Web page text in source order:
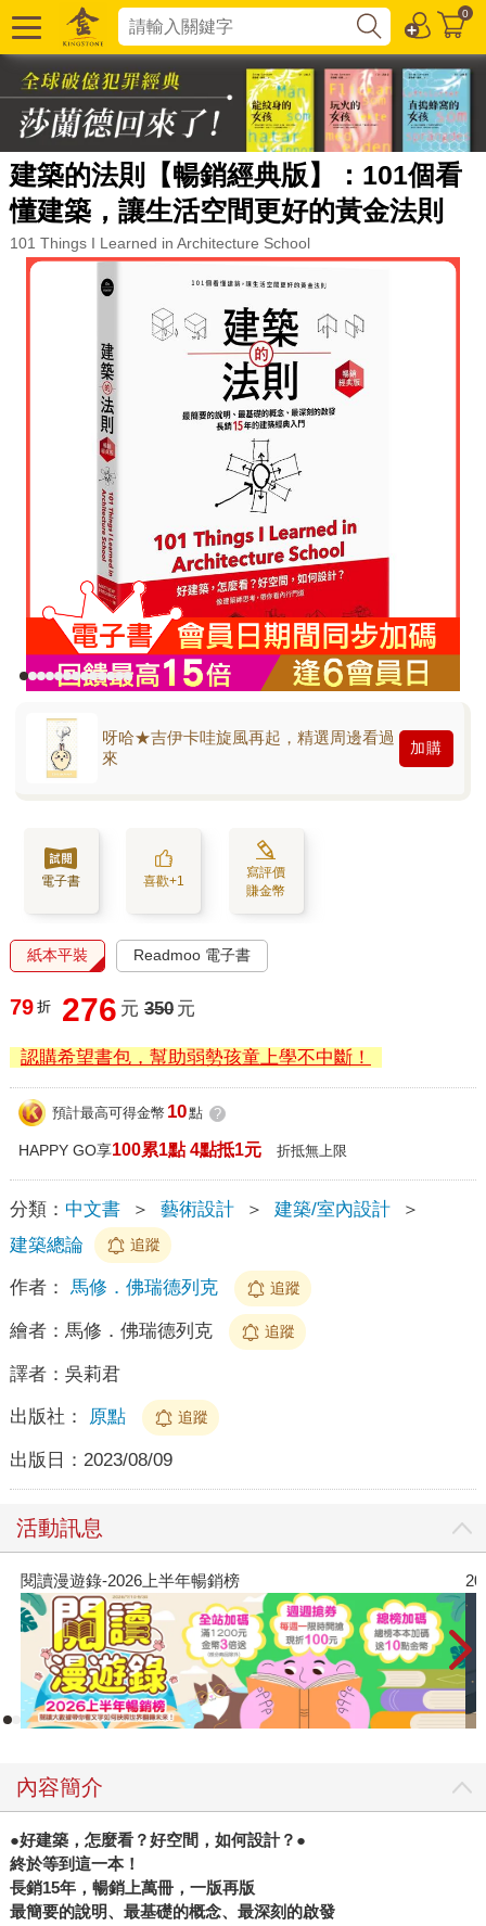
0
建築的法則【暢銷經典版】：101個看
懂建築，讓生活空間更好的黃金法則
101 Things I Learned in Architecture School
呀哈★吉伊卡哇旋風再起，精選周邊看過
來
加購
電子書 喜歡+1
寫評價
賺金幣
紙本平裝 Readmoo 電子書
79 折 276 元 350 元
認購希望書包，幫助弱勢孩童上學不中斷！
預計最高可得金幣 10點 ?
HAPPY GO享100累1點 4點抵1元 折抵無上限
分類： 中文書 ＞ 藝術設計 ＞ 建築/室內設計
＞
建築總論
追蹤
作者： 馬修．佛瑞德列克 追蹤
繪者： 馬修．佛瑞德列克 追蹤
譯者： 吳莉君
出版社： 原點 追蹤
出版日： 2023/08/09
活動訊息
2026年8月金石堂強力推薦
內容簡介
●好建築，怎麼看？好空間，如何設計？●
終於等到這一本！
長銷15年，暢銷上萬冊，一版再版
最簡要的說明、最基礎的概念、最深刻的啟發